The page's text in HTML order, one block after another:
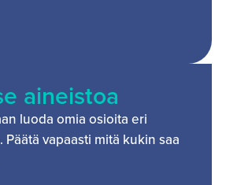
aineistoa
luoda omia osioita eri
vapaasti mitä kukin saa